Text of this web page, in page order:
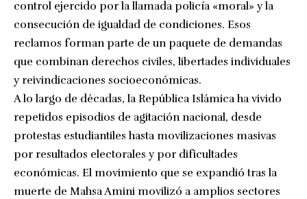
control ejercido por la llamada policía «moral» y la
consecución de igualdad de condiciones. Esos
reclamos forman parte de un paquete de demandas
que combinan derechos civiles, libertades individuales
y reivindicaciones socioeconómicas.
A lo largo de décadas, la República Islámica ha vivido
repetidos episodios de agitación nacional, desde
protestas estudiantiles hasta movilizaciones masivas
por resultados electorales y por dificultades
económicas. El movimiento que se expandió tras la
muerte de Mahsa Amini movilizó a amplios sectores